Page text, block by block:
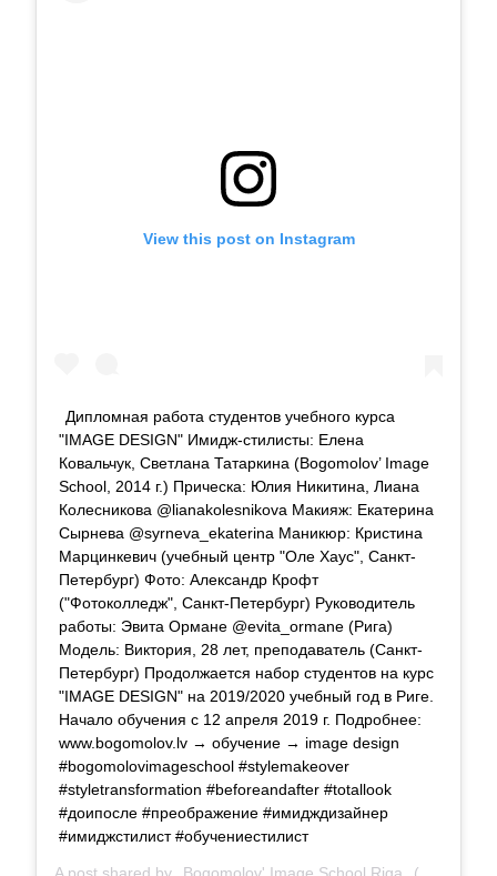
View this post on Instagram
Дипломная работа студентов учебного курса
"IMAGE DESIGN" Имидж-стилисты: Елена
Ковальчук, Светлана Татаркина (Bogomolov’ Image
School, 2014 г.) Прическа: Юлия Никитина, Лиана
Колесникова @lianakolesnikova Макияж: Екатерина
Сырнева @syrneva_ekaterina Маникюр: Кристина
Марцинкевич (учебный центр "Оле Хаус", Санкт-
Петербург) Фото: Александр Крофт
("Фотоколледж", Санкт-Петербург) Руководитель
работы: Эвита Ормане @evita_ormane (Рига)
Модель: Виктория, 28 лет, преподаватель (Санкт-
Петербург) Продолжается набор студентов на курс
"IMAGE DESIGN" на 2019/2020 учебный год в Риге.
Начало обучения с 12 апреля 2019 г. Подробнее:
www.bogomolov.lv → обучение → image design
#bogomolovimageschool #stylemakeover
#styletransformation #beforeandafter #totallook
#доипосле #преображение #имидждизайнер
#имиджстилист #обучениестилист